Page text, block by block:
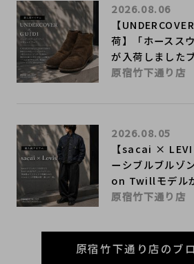
【
荷】「ホースス
が入荷しました
2026.08.06
原宿竹下通り店
【sacai ×
ーシブルブル
on Twillモデル
2026.08.05
原宿竹下通り店
原宿竹下通り店のブ